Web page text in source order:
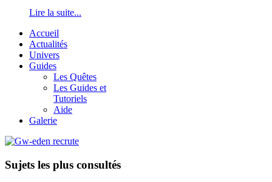
Lire la suite...
Accueil
Actualités
Univers
Guides
Les Quêtes
Les Guides et
Tutoriels
Aide
Galerie
Sujets les plus consultés